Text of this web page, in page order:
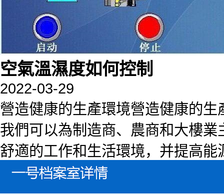
空氣溫濕度如何控制
2022-03-29
營造健康的生產環境營造健康的
我們可以為制造商、農商和大樓
舒適的工作和生活環境，并提高